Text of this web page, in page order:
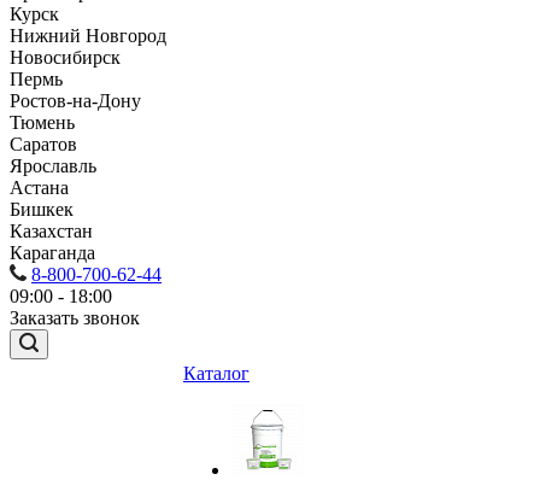
Курск
Нижний Новгород
Новосибирск
Пермь
Ростов-на-Дону
Тюмень
Саратов
Ярославль
Астана
Бишкек
Казахстан
Караганда
8-800-700-62-44
09:00 - 18:00
Заказать звонок
Каталог